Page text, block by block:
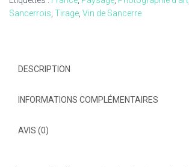
2011-
17
Sancerrois Tirage Vin de Sancerre
DESCRIPTION
INFORMATIONS COMPLÉMENTAIRES
AVIS (0)